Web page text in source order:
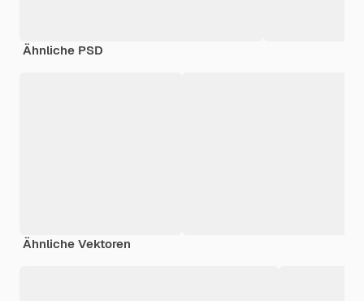
Ähnliche PSD
Ähnliche Vektoren